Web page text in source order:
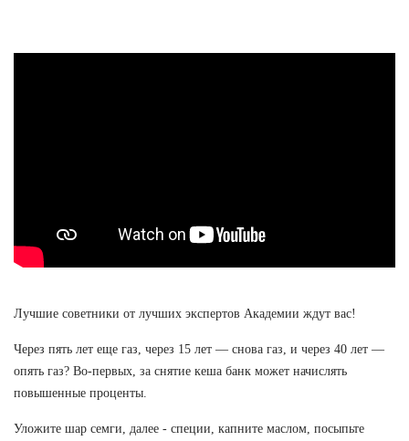
Лучшие советники от лучших экспертов Академии ждут вас!
Через пять лет еще газ, через 15 лет — снова газ, и через 40 лет —
опять газ? Во-первых, за снятие кеша банк может начислять
повышенные проценты.
Уложите шар семги, далее - специи, капните маслом, посыпьте